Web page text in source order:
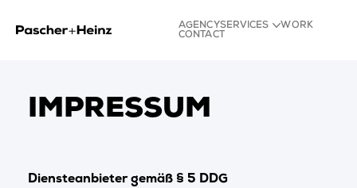
AGENCYSERVICES
WORK
CONTACT
IMPRESSUM
Diensteanbieter gemäß § 5 DDG